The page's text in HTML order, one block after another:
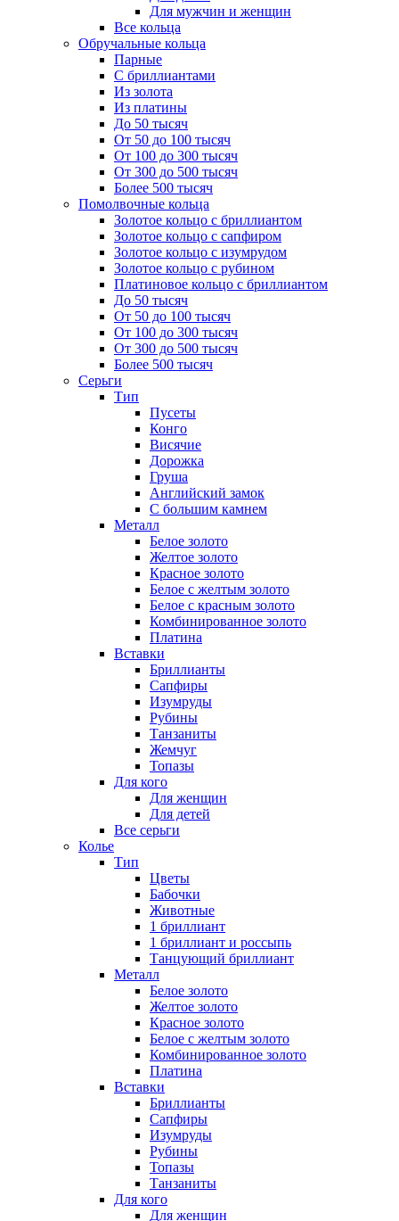
Для мужчин и женщин
Все кольца
Обручальные кольца
Парные
С бриллиантами
Из золота
Из платины
До 50 тысяч
От 50 до 100 тысяч
От 100 до 300 тысяч
От 300 до 500 тысяч
Более 500 тысяч
Помолвочные кольца
Золотое кольцо с бриллиантом
Золотое кольцо с сапфиром
Золотое кольцо с изумрудом
Золотое кольцо с рубином
Платиновое кольцо с бриллиантом
До 50 тысяч
От 50 до 100 тысяч
От 100 до 300 тысяч
От 300 до 500 тысяч
Более 500 тысяч
Серьги
Тип
Пусеты
Конго
Висячие
Дорожка
Груша
Английский замок
С большим камнем
Металл
Белое золото
Желтое золото
Красное золото
Белое с желтым золото
Белое с красным золото
Комбинированное золото
Платина
Вставки
Бриллианты
Сапфиры
Изумруды
Рубины
Танзаниты
Жемчуг
Топазы
Для кого
Для женщин
Для детей
Все серьги
Колье
Тип
Цветы
Бабочки
Животные
1 бриллиант
1 бриллиант и россыпь
Танцующий бриллиант
Металл
Белое золото
Желтое золото
Красное золото
Белое с желтым золото
Комбинированное золото
Платина
Вставки
Бриллианты
Сапфиры
Изумруды
Рубины
Топазы
Танзаниты
Для кого
Для женщин